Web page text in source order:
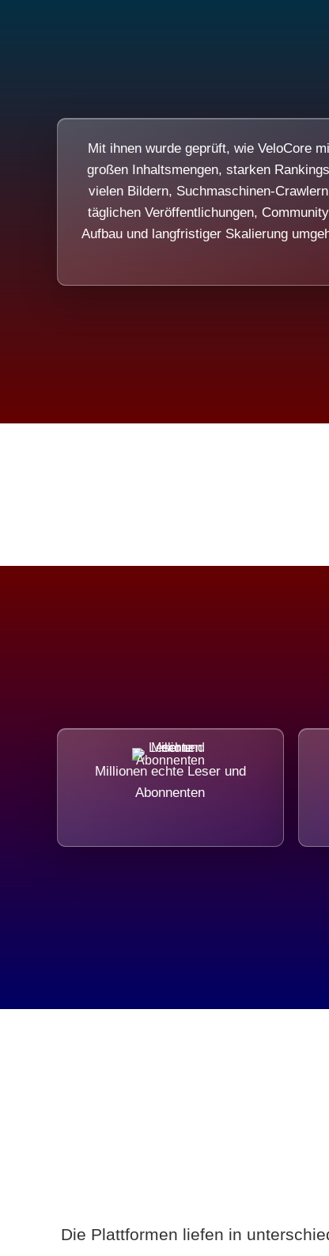
Mit ihnen wurde geprüft, wie VeloCore
großen Inhaltsmengen, starken
vielen Bildern, Suchmaschinen-
täglichen Veröffentlichungen,
Aufbau und langfristiger Skalierung
Millionen echte Leser und
Abonnenten
Die Plattformen liefen in